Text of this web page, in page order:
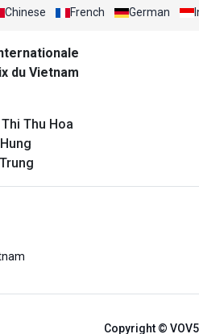
Chinese French German
du Vietnam
Thu Hoa
Copyright ©